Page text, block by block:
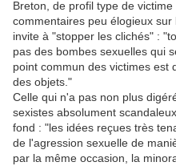
Breton, de profil type de
commentaires peu élogieux
invite à "stopper les clichés" :
pas des bombes sexuelles qui
point commun des victimes est
des objets."
Celle qui n'a pas non plus
sexistes absolument
fond : "les idées reçues très
de l'agression sexuelle de
par la même occasion, la